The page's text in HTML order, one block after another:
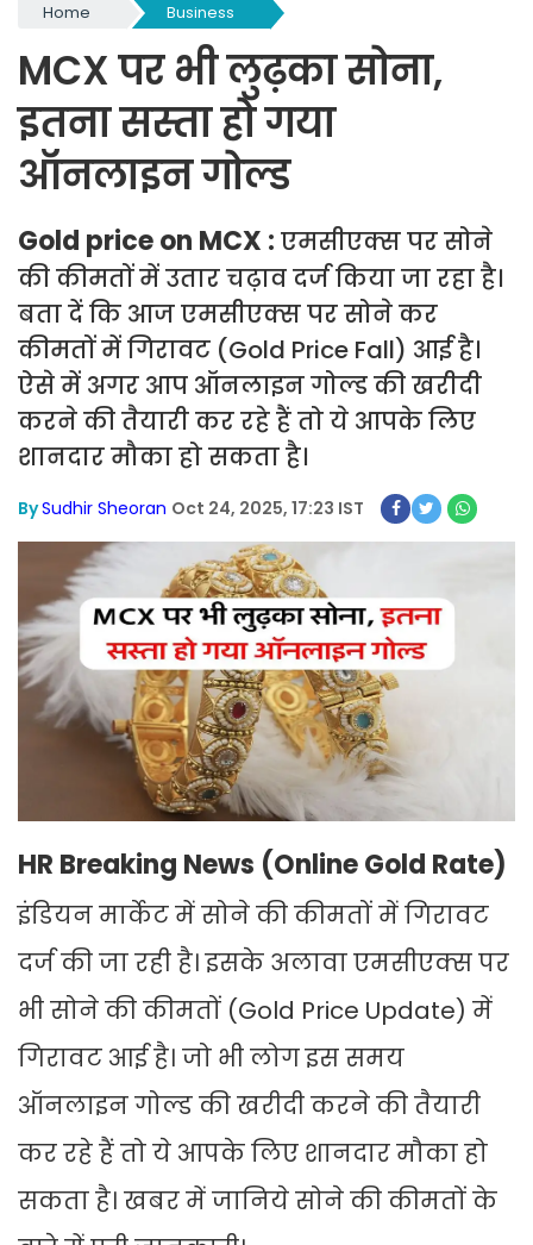
Home Business
MCX पर भी लुढ़का सोना,
इतना सस्ता हो गया
ऑनलाइन गोल्ड
Gold price on MCX : एमसीएक्स पर सोने
की कीमतों में उतार चढ़ाव दर्ज किया जा रहा है।
बता दें कि आज एमसीएक्स पर सोने कर
कीमतों में गिरावट (Gold Price Fall) आई है।
ऐसे में अगर आप ऑनलाइन गोल्ड की खरीदी
करने की तैयारी कर रहे हैं तो ये आपके लिए
शानदार मौका हो सकता है।
BySudhir Sheoran Oct 24, 2025, 17:23 IST
HR Breaking News (Online Gold Rate)
इंडियन मार्केट में सोने की कीमतों में गिरावट
दर्ज की जा रही है। इसके अलावा एमसीएक्स पर
भी सोने की कीमतों (Gold Price Update) में
गिरावट आई है। जो भी लोग इस समय
ऑनलाइन गोल्ड की खरीदी करने की तैयारी
कर रहे हैं तो ये आपके लिए शानदार मौका हो
सकता है। खबर में जानिये सोने की कीमतों के